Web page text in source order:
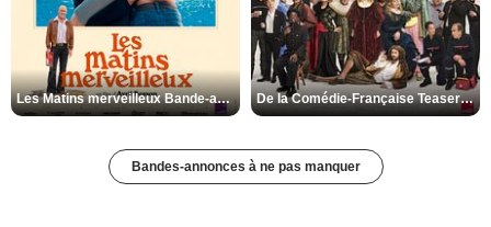
Les Matins merveilleux Bande-annonce VF De la Comédie-Française Teaser VF
Bandes-annonces à ne pas manquer